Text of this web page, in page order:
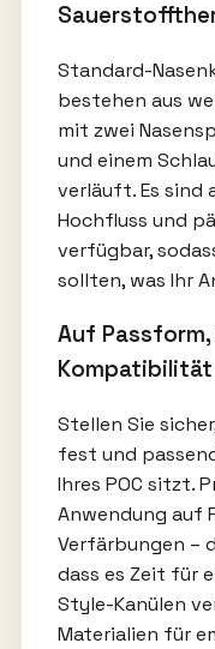
Standard-
bestehen aus
mit zwei
und einem
verläuft. Es sind
Hochfluss und
verfügbar,
sollten, was Ihr
Auf
Stellen Sie
fest und
Ihres POC sitzt.
Anwendung auf
Verfärbungen –
dass es Zeit für
Style-Kanülen
Materialien für